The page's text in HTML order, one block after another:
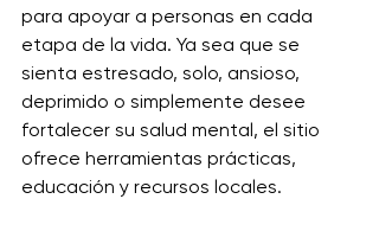
para apoyar a personas en cada
etapa de la vida. Ya sea que se
sienta estresado, solo, ansioso,
deprimido o simplemente desee
fortalecer su salud mental, el sitio
ofrece herramientas prácticas,
educación y recursos locales.